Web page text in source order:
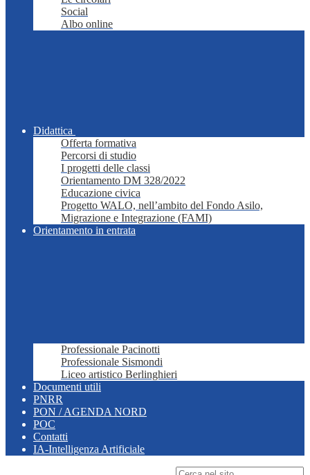
Social
Albo online
Didattica
Offerta formativa
Percorsi di studio
I progetti delle classi
Orientamento DM 328/2022
Educazione civica
Progetto WALO, nell’ambito del Fondo Asilo,
Migrazione e Integrazione (FAMI)
Orientamento in entrata
Professionale Pacinotti
Professionale Sismondi
Liceo artistico Berlinghieri
Documenti utili
PNRR
PON / AGENDA NORD
POC
Contatti
IA-Intelligenza Artificiale